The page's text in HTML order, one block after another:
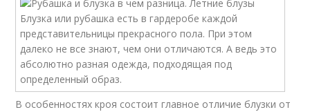
В особенностях кроя состоит главное отличие блузки от